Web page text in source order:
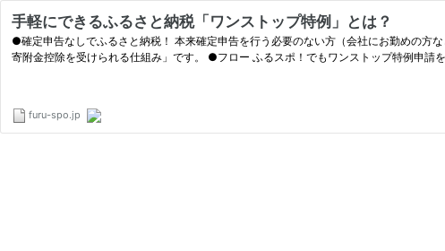
手軽にできるふるさと納税「ワンストップ特例」とは？
●確定申告なしでふるさと納税！ 本来確定申告を行う必要のない方（会社にお勤めの方
寄附金控除を受けられる仕組み」です。 ●フロー ふるスポ！でもワンストップ特例申請
furu-spo.jp